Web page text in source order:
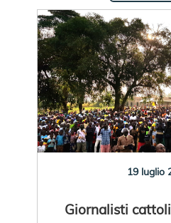
19 luglio
Giornalisti